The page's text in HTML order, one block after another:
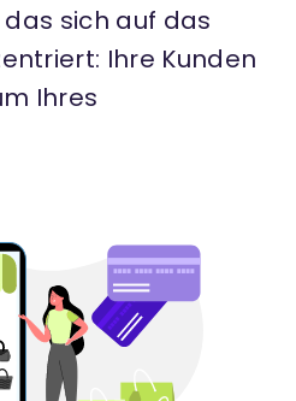
sich auf das
Ihre Kunden
Ihres